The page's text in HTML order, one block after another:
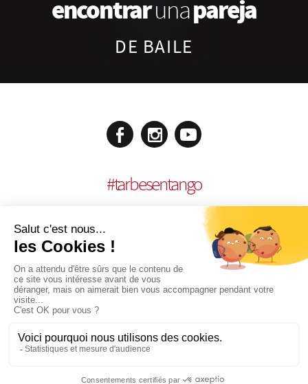
encontrarunapareja
DE BAILE
#tarbesentango
MENCIONES LEGALES